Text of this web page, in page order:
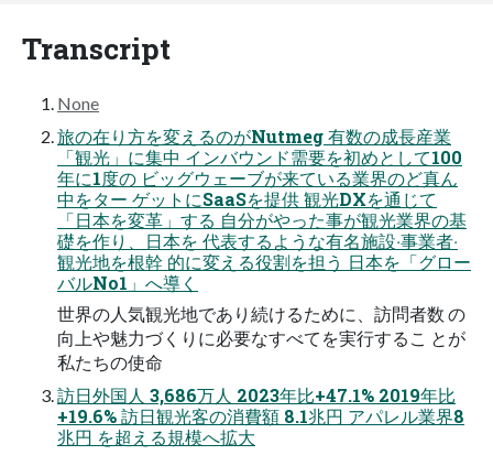
Transcript
None
旅の在り⽅を変えるのがNutmeg 有数の成⻑産業
「観光」に集中 インバウンド需要を初めとして100
年に1度の ビッグウェーブが来ている業界のど真ん
中をター ゲットにSaaSを提供 観光DXを通じて
「⽇本を変⾰」する ⾃分がやった事が観光業界の基
礎を作り、⽇本を 代表するような有名施設‧事業者‧
観光地を根幹 的に変える役割を担う ⽇本を「グロー
バルNo1」へ導く
世界の⼈気観光地であり続けるために、訪問者数 の
向上や魅⼒づくりに必要なすべてを実⾏するこ とが
私たちの使命
訪⽇外国⼈ 3,686万⼈ 2023年⽐+47.1% 2019年⽐
+19.6% 訪⽇観光客の消費額 8.1兆円 アパレル業界8
兆円 を超える規模へ拡⼤